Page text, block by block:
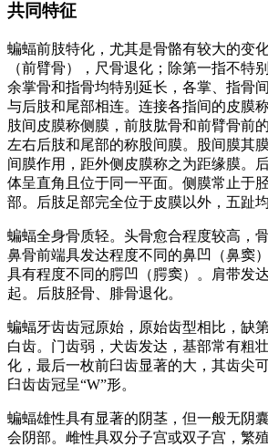
共同特征
蝙蝠前肢特化，尤其是骨骼有较大的变
（前臂骨），尺骨退化；除第一指不特
余掌骨和指骨均特别延长，各掌、指骨
与后肢和尾部相连。连接各指间的皮膜
肢间皮膜称侧膜，前肢肱骨和前臂骨前
左右后肢和尾部的称股间膜。股间膜其
间膜作用，距外侧皮膜称之为距缘膜。
体呈直角且位于同一平面。侧膜常止于
部。后肢足部完全位于皮膜以外，五趾
蝙蝠全身骨质轻。头骨愈合程度较高，
鼻骨前端具发达程度不同的鼻凹（鼻窦
具有程度不同的腭凹（腭窦）。肩带发
起。后肢胫骨、腓骨退化。
蝙蝠牙齿齿冠原始，原始齿型相比，缺
白齿。门齿弱，犬齿发达，基部常有粗
化，最后一枚前臼齿显著的大，其齿尖
臼齿齿冠呈“W”形。
蝙蝠雄性具有显著的阴茎，但一般无阴
会阴部。雌性具双分子宫或双子宫，繁